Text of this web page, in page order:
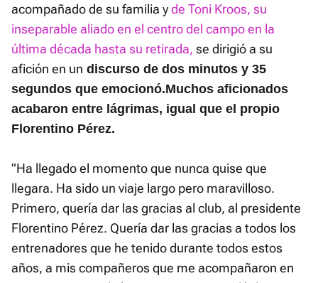
acompañado de su familia yde Toni Kroos, su
inseparable aliado en el centro del campo en la
última década hasta su retirada, se dirigió a su
afición en un discurso de dos minutos y 35
segundos que emocionó.Muchos aficionados
acabaron entre lágrimas, igual que el propio
Florentino Pérez.
"Ha llegado el momento que nunca quise que
llegara. Ha sido un viaje largo pero maravilloso.
Primero, quería dar las gracias al club, al presidente
Florentino Pérez. Quería dar las gracias a todos los
entrenadores que he tenido durante todos estos
años, a mis compañeros que me acompañaron en